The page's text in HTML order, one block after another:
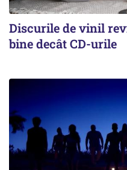
Discurile de vinil
bine decât CD-urile